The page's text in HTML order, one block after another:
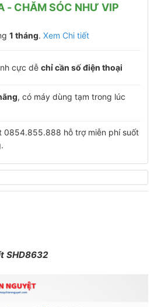
- CHĂM SÓC NHƯ VIP
1 tháng. Xem Chi tiết
cực dễ chỉ cần số điện thoại
, có máy dùng tạm trong lúc
0854.855.888 hỗ trợ miễn phí suốt
SHD8632